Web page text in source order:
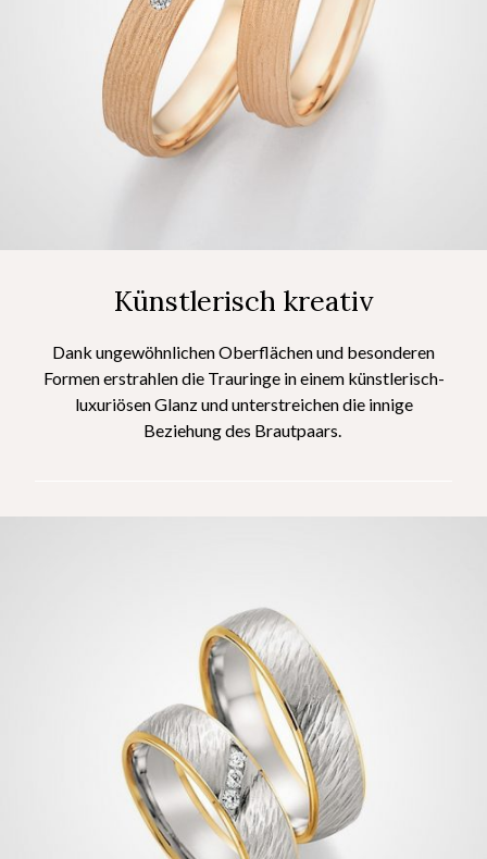
Künstlerisch kreativ
Dank ungewöhnlichen Oberflächen und besonderen
Formen erstrahlen die Trauringe in einem künstlerisch-
luxuriösen Glanz und unterstreichen die innige
Beziehung des Brautpaars.